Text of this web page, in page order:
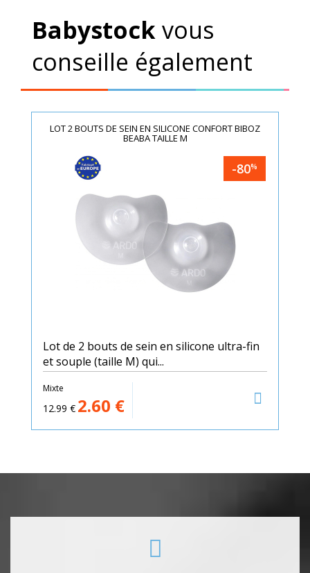
Babystockvous
conseille également
LOT 2 BOUTS DE SEIN EN SILICONE CONFORT BIBOZ
BEABA TAILLE M
-80%
Lot de 2 bouts de sein en silicone ultra-fin
et souple (taille M) qui...
Mixte
12.99 € 2.60 €